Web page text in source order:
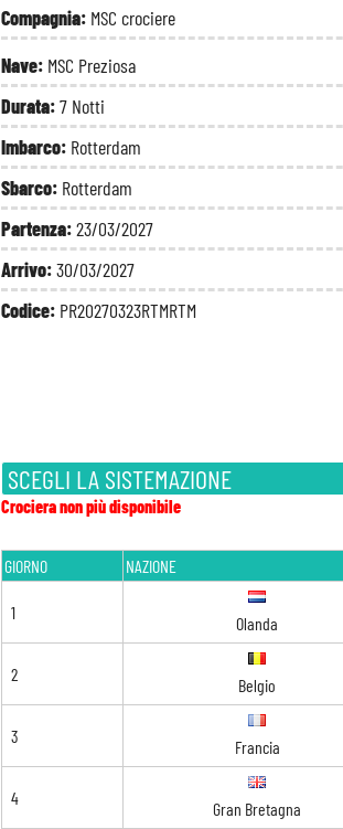
Compagnia: MSC crociere
Nave: MSC Preziosa
Durata:7 Notti
Imbarco: Rotterdam
Sbarco: Rotterdam
Partenza:23/03/2027
Arrivo:30/03/2027
Codice: PR20270323RTMRTM
SCEGLI LA SISTEMAZIONE
Crociera non più disponibile
GIORNO NAZIONE
1
Olanda
2
Belgio
3
Francia
4
Gran Bretagna